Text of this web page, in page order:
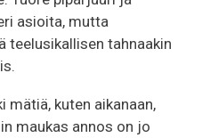
asioita, mutta
teelusikallisen tahnaakin
mätiä, kuten aikanaan,
maukas annos on jo